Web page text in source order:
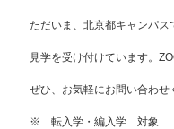
ただいま、北京都キャンパス
見学を受け付けています。
ぜひ、お気軽にお問い合わせ
※ 転入学・編入学 対象